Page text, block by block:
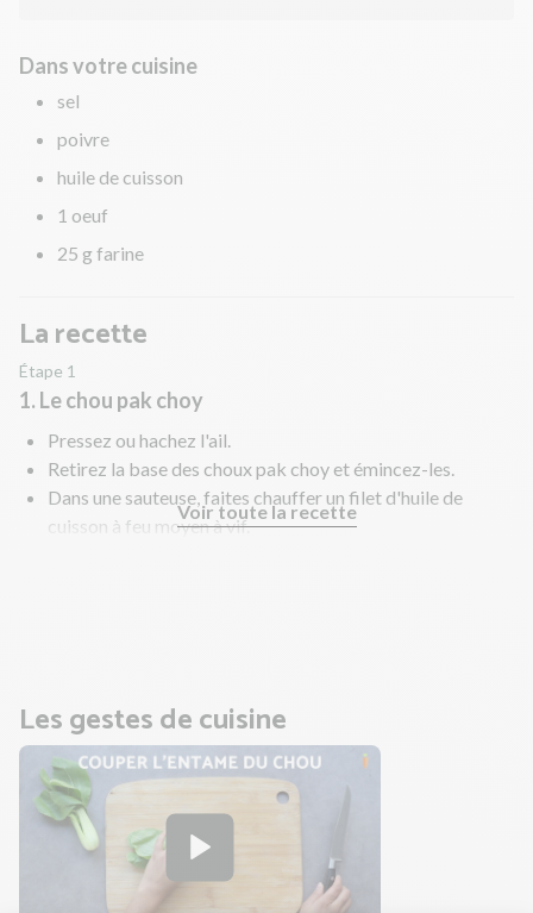
Dans votre cuisine
sel
poivre
huile de cuisson
1 oeuf
25 g farine
La recette
Étape 1
1. Le chou pak choy
Pressez ou hachez l'ail.
Retirez la base des choux pak choy et émincez-les.
Dans une sauteuse, faites chauffer un filet d'huile de
cuisson à feu moyen à vif.
Voir toute la recette
Les gestes de cuisine